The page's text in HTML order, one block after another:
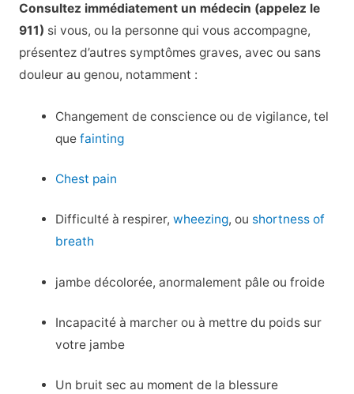
Consultez immédiatement un médecin (appelez le
911) si vous, ou la personne qui vous accompagne,
présentez d’autres symptômes graves, avec ou sans
douleur au genou, notamment :
Changement de conscience ou de vigilance, tel
quefainting
Chest pain
Difficulté à respirer,wheezing, ou shortness of
breath
jambe décolorée, anormalement pâle ou froide
Incapacité à marcher ou à mettre du poids sur
votre jambe
Un bruit sec au moment de la blessure